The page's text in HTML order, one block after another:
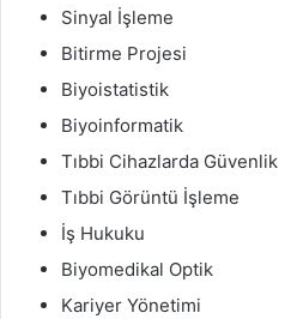
Sinyal İşleme
Bitirme Projesi
Biyoistatistik
Biyoinformatik
Tıbbi Cihazlarda Güvenlik
Tıbbi Görüntü İşleme
İş Hukuku
Biyomedikal Optik
Kariyer Yönetimi